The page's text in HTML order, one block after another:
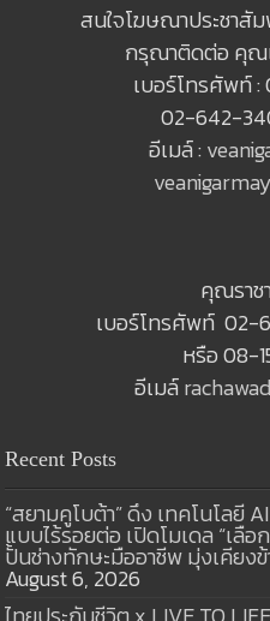
สนใจโฆษณาประชาสั
กรุณาติดต่อ คุณ
เบอร์โทรศัพท์ :
02-642-
อีเมล์ :
คุณราช
เบอร์โทรศัพท์ 02-
หรือ 08-
อีเมล์
Recent Posts
“สยามคูโบต้า” ดึง เทคโนโลยี
แบบไร้รอยต่อ เปิดโมเดล “เลื
ปั้นช่างทักษะมืออาชีพ มุ่งเคียง
August 6, 2026